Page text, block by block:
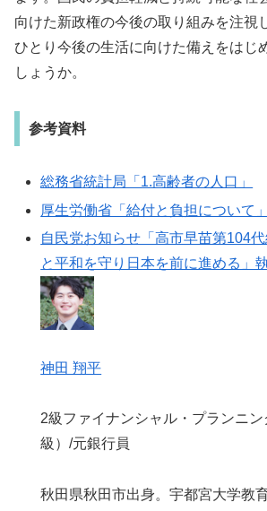
向けた新政権の今後の取り組みを注視
ひとり今後の生活に向けた備えをはじ
しょうか。
参考資料
総務省統計局「1.高齢者の人口」
厚生労働省「給付と負担について」
自民党お知らせ「高市早苗第104
と平和を守り日本を前に進める」
神田 翔平
2級ファイナンシャル・プランニ
級）/元銀行員
秋田県秋田市出身。宇都宮大学教